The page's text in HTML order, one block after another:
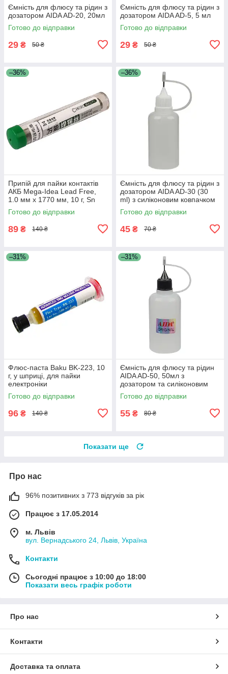
Ємність для флюсу та рідин з
дозатором AIDA AD-20, 20мл
Готово до відправки
29 ₴ 50 ₴
Ємність для флюсу та рідин з
дозатором AIDA AD-5, 5 мл
Готово до відправки
29 ₴ 50 ₴
–36%
Припій для пайки контактів
АКБ Mega-Idea Lead Free,
1.0 мм x 1770 мм, 10 г, Sn
99.3% Cu 0.7%
Готово до відправки
89 ₴ 140 ₴
–36%
Ємність для флюсу та рідин з
дозатором AIDA AD-30 (30
ml) з силіконовим ковпачком
Готово до відправки
45 ₴ 70 ₴
–31%
Флюс-паста Baku BK-223, 10
г, у шприці, для пайки
електроніки
Готово до відправки
96 ₴ 140 ₴
–31%
Ємність для флюсу та рідин
AIDA AD-50, 50мл з
дозатором та силіконовим
ковпачком
Готово до відправки
55 ₴ 80 ₴
Показати ще
Про нас
96% позитивних з 773 відгуків за рік
Працює з 17.05.2014
м. Львів
вул. Вернадського 24, Львів, Україна
Контакти
Сьогодні працює з 10:00 до 18:00
Показати весь графік роботи
Про нас
Контакти
Доставка та оплата